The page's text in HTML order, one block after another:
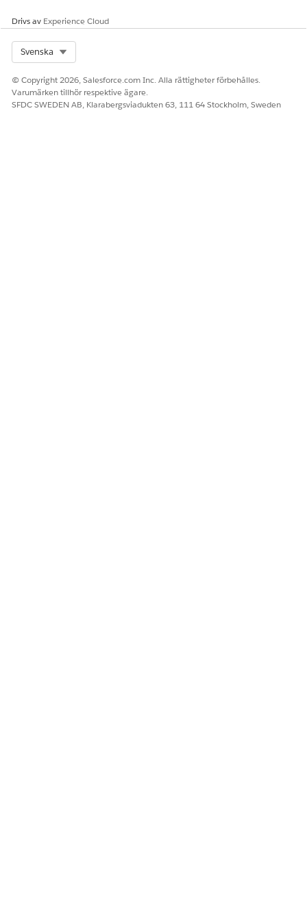
Drivs av Experience Cloud
Svenska
© Copyright 2026, Salesforce.com Inc. Alla rättigheter förbehålles.
Varumärken tillhör respektive ägare.
SFDC SWEDEN AB, Klarabergsviadukten 63, 111 64 Stockholm, Sweden